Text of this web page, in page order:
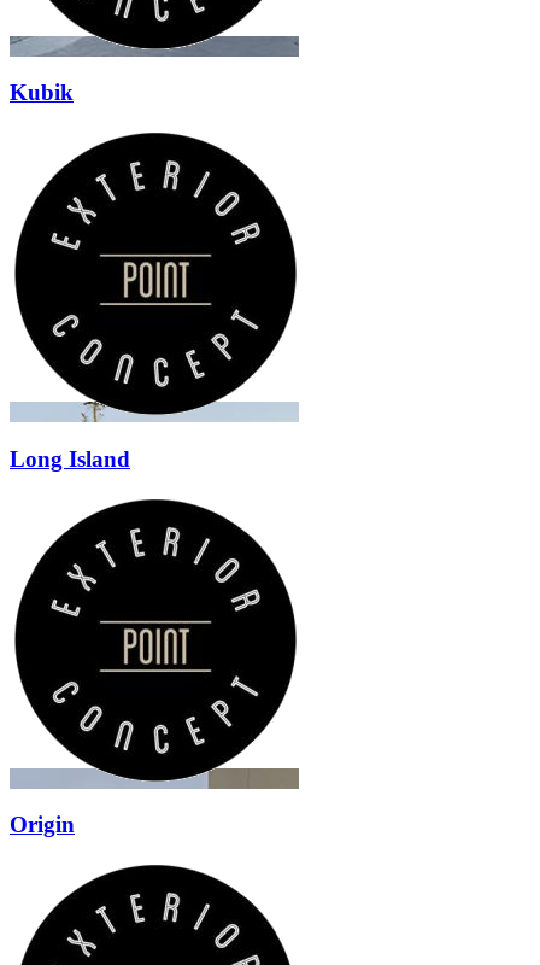
Kubik
Long Island
Origin